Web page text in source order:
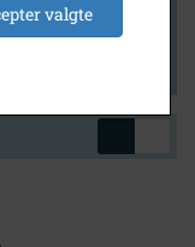
valgte